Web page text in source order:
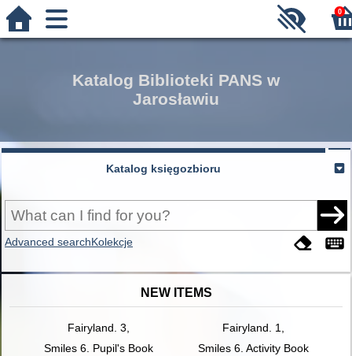
0
Katalog Biblioteki PANS w
Jarosławiu
Katalog księgozbioru
Advanced searchKolekcje
NEW ITEMS
Fairyland. 3,
Fairyland. 1,
Smiles 6. Pupil's Book
Smiles 6. Activity Book